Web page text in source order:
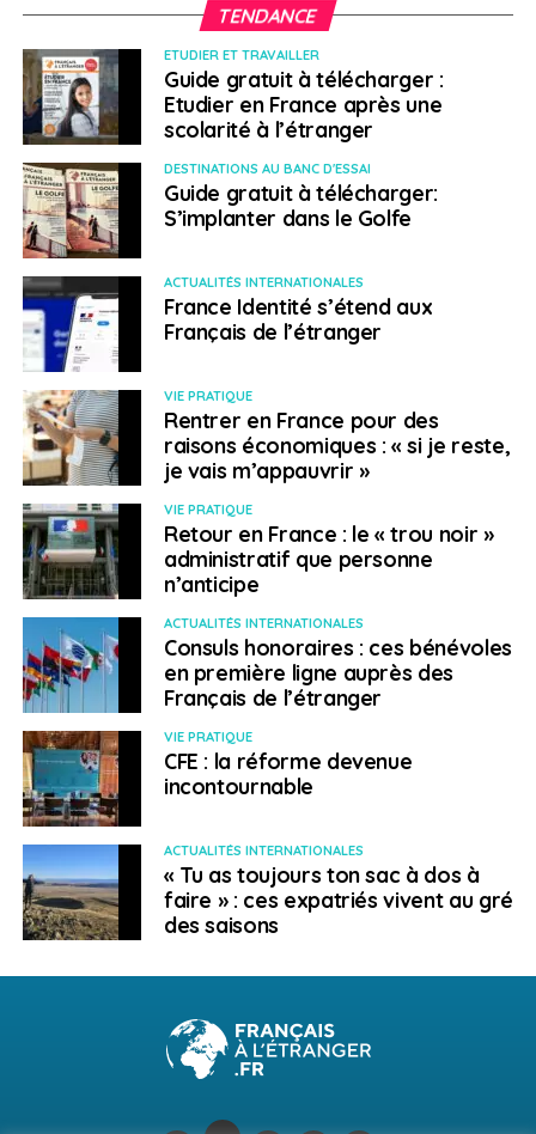
TENDANCE
ETUDIER ET TRAVAILLER
Guide gratuit à télécharger :
Etudier en France après une
scolarité à l’étranger
DESTINATIONS AU BANC D'ESSAI
Guide gratuit à télécharger:
S’implanter dans le Golfe
ACTUALITÉS INTERNATIONALES
France Identité s’étend aux
Français de l’étranger
VIE PRATIQUE
Rentrer en France pour des
raisons économiques : « si je reste,
je vais m’appauvrir »
VIE PRATIQUE
Retour en France : le « trou noir »
administratif que personne
n’anticipe
ACTUALITÉS INTERNATIONALES
Consuls honoraires : ces bénévoles
en première ligne auprès des
Français de l’étranger
VIE PRATIQUE
CFE : la réforme devenue
incontournable
ACTUALITÉS INTERNATIONALES
« Tu as toujours ton sac à dos à
faire » : ces expatriés vivent au gré
des saisons